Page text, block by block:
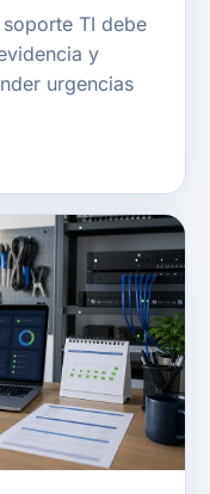
TI debe
y
urgencias